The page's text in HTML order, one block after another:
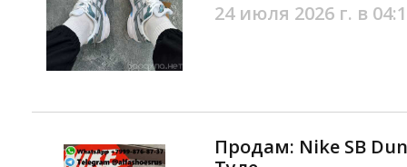
24 июля 2026 г. в
Продам: Nike SB